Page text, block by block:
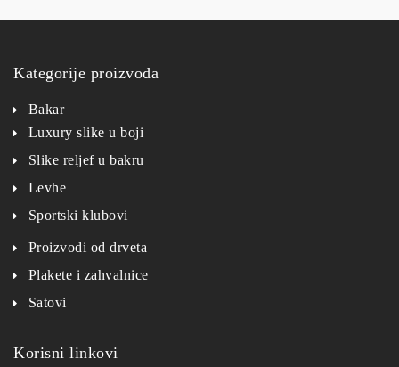
Kategorije proizvoda
Bakar
Luxury slike u boji
Slike reljef u bakru
Levhe
Sportski klubovi
Proizvodi od drveta
Plakete i zahvalnice
Satovi
Korisni linkovi